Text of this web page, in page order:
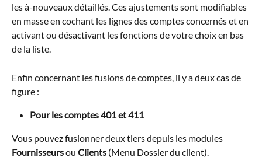
les à-nouveaux détaillés. Ces ajustements sont modifiables
en masse en cochant les lignes des comptes concernés et en
activant ou désactivant les fonctions de votre choix en bas
de la liste.
Enfin concernant les fusions de comptes, il y a deux cas de
figure :
Pour les comptes 401 et 411
Vous pouvez fusionner deux tiers depuis les modules
Fournisseurs ou Clients (Menu Dossier du client).